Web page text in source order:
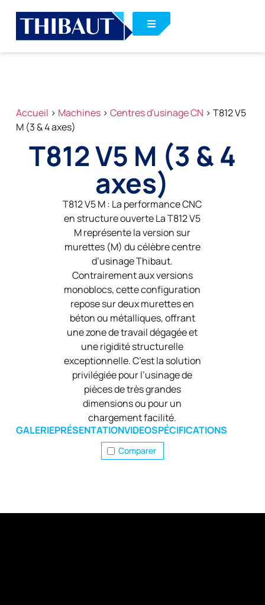
Accueil > Machines> Centres d'usinage CN > T812 V5
M (3 & 4 axes)
T812 V5 M (3 & 4
axes)
T812 V5 M : La performance CNC
en structure ouverte La T812 V5
M représente la version sur
murettes (M) du célèbre centre
d’usinage Thibaut.
Contrairement aux versions
monoblocs, cette configuration
repose sur deux murettes en
béton ou métalliques, offrant
une zone de travail dégagée et
une rigidité structurelle
exceptionnelle. C’est la solution
privilégiée pour l’usinage de
pièces de très grandes
dimensions ou pour un
chargement facilité.
GALERIEPRÉSENTATIONVIDEOSPÉCIFICATIONS
Comparer